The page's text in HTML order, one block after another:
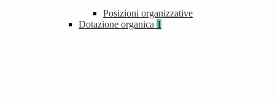
Posizioni organizzative
Dotazione organica 1